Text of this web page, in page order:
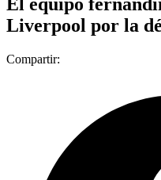
Liverpool por la
Compartir: